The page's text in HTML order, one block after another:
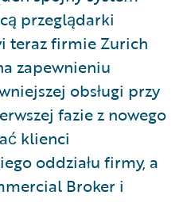
przeglądarki
teraz firmie Zurich
zapewnieniu
obsługi przy
fazie z nowego
klienci
oddziału firmy, a
Broker i